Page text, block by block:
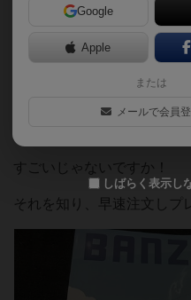
略核戦争》ゲームです。
シミュレーションウォーゲ
がかかる》というイメー
は驚くべきことに《ファ
ー並みに30分程度で終わ
すごいじゃないですか！
それを知り、早速注文しプ
Google
Apple
または
メールで会員
しばらく表示し